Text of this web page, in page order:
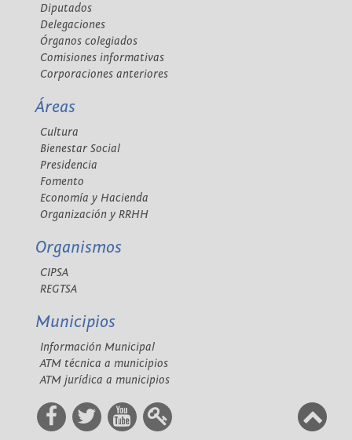
Diputados
Delegaciones
Órganos colegiados
Comisiones informativas
Corporaciones anteriores
Áreas
Cultura
Bienestar Social
Presidencia
Fomento
Economía y Hacienda
Organización y RRHH
Organismos
CIPSA
REGTSA
Municipios
Información Municipal
ATM técnica a municipios
ATM jurídica a municipios